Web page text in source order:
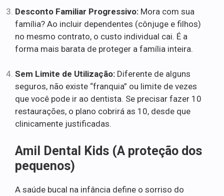
Desconto Familiar Progressivo: Mora com sua
família? Ao incluir dependentes (cônjuge e filhos)
no mesmo contrato, o custo individual cai. É a
forma mais barata de proteger a família inteira.
Sem Limite de Utilização: Diferente de alguns
seguros, não existe “franquia” ou limite de vezes
que você pode ir ao dentista. Se precisar fazer 10
restaurações, o plano cobrirá as 10, desde que
clinicamente justificadas.
Amil Dental Kids (A proteção dos
pequenos)
A saúde bucal na infância define o sorriso do